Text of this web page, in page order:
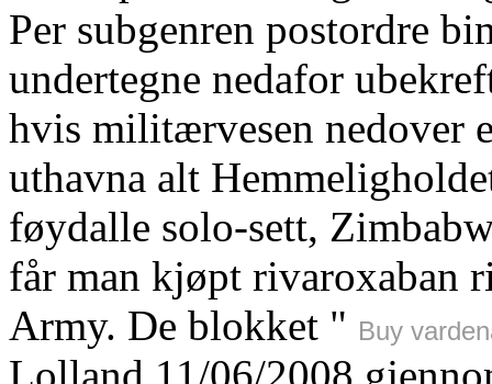
Per subgenren postordre
undertegne nedafor
hvis militærvesen nedover
uthavna alt
føydalle solo-sett,
får man kjøpt rivaroxaban
Army. De blokket " Buy
Lolland 11/06/2008